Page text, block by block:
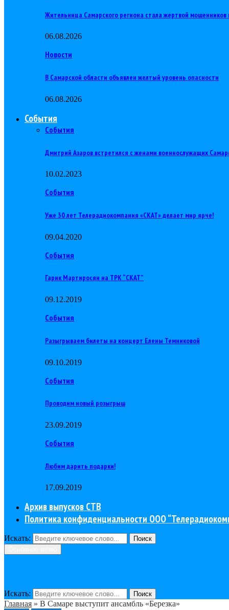
Жительница Самарского региона стала жертвой мошенников
06.08.2026
Новости
В Самарской области объявлен желтый уровень опасности
06.08.2026
События
События
Дмитрий Азаров встретился с женами военнослужащих
10.02.2023
События
Уже 30 лет Телерадиокомпания «СКАТ» делает мир ярче!
09.04.2020
События
Гарик Мартиросян на ТРК “СКАТ”
09.12.2019
События
Разыгрываем билеты на концерт Елены Темниковой
09.10.2019
События
Проводим новый розыгрыш
23.09.2019
События
Любим дарить подарки!
17.09.2019
Архив выпусков СТВ
Политика конфиденциальности ООО
Искать:
Поиск
Искать: Поиск
Главная » В Самаре выступит ансамбль «Березка»